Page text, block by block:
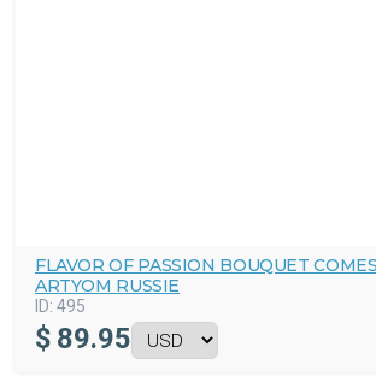
FLAVOR OF PASSION BOUQUET
ARTYOM RUSSIE
ID: 495
$ 89.95